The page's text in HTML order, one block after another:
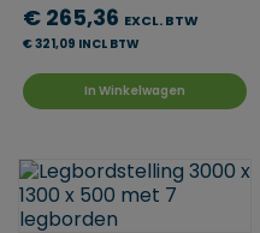
€ 265,36 EXCL. BTW
€ 321,09 INCL BTW
In Winkelwagen